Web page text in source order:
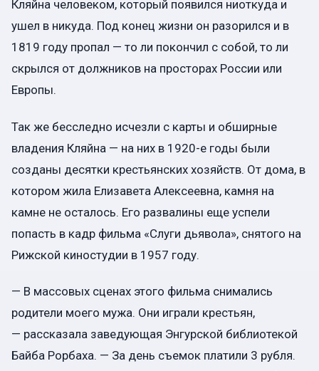
Кляйна человеком, который появился ниоткуда и
ушел в никуда. Под конец жизни он разорился и в
1819 году пропал — то ли покончил с собой, то ли
скрылся от должников на просторах России или
Европы.
Так же бесследно исчезли с карты и обширные
владения Кляйна — на них в 1920-е годы были
созданы десятки крестьянских хозяйств. От дома, в
котором жила Елизавета Алексеевна, камня на
камне не осталось. Его развалины еще успели
попасть в кадр фильма «Слуги дьявола», снятого на
Рижской киностудии в 1957 году.
— В массовых сценах этого фильма снимались
родители моего мужа. Они играли крестьян,
— рассказала заведующая Энгурской библиотекой
Байба Рорбаха. — За день съемок платили 3 рубля.